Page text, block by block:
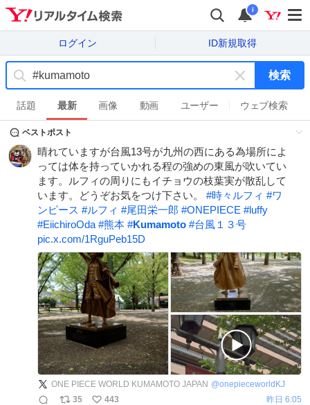
i
ログイン ID新規取得
キ
ー
ワ
ド
を
消
す
検索
話題 最新 画像 動画 ユーザー ウェブ検索
ベストポスト
晴れていますが台風13号が九州の西にある為場所によ
っては体を持っていかれる程の強めの東風が吹いてい
ます。ルフィの周りにもイチョウの枝葉実が散乱して
います。どうぞお気をつけ下さい。 #時々ルフィ #ワ
ンピース #ルフィ #尾田栄一郎 #ONEPIECE #luffy
#EiichiroOda #熊本 #Kumamoto #台風１３号
pic.x.com/1RguPeb15D
ONE PIECE WORLD KUMAMOTO JAPAN @onepieceworldKJ
35
443 昨日 6:05